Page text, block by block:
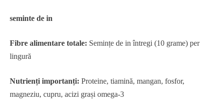
seminte de in
Fibre alimentare totale: Semințe de in întregi (10 grame) per
lingură
Nutrienți importanți: Proteine, tiamină, mangan, fosfor,
magneziu, cupru, acizi grași omega-3